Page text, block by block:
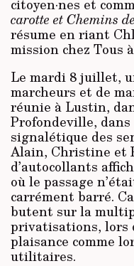
citoyen·nes et
carotte et Chemins
résume en riant
mission chez Tous
Le mardi 8 juillet,
marcheurs et de
réunie à Lustin,
Profondeville,
signalétique des
Alain, Christine et
d’autocollants
où le passage
carrément barré.
butent sur la
privatisations, lors
plaisance comme
utilitaires.